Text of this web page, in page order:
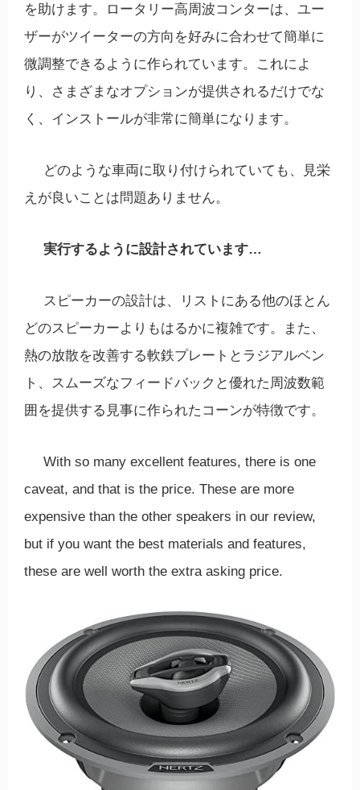
を助けます。ロータリー高周波コンターは、ユー
ザーがツイーターの方向を好みに合わせて簡単に
微調整できるように作られています。これによ
り、さまざまなオプションが提供されるだけでな
く、インストールが非常に簡単になります。
どのような車両に取り付けられていても、見栄
えが良いことは問題ありません。
実行するように設計されています…
スピーカーの設計は、リストにある他のほとん
どのスピーカーよりもはるかに複雑です。また、
熱の放散を改善する軟鉄プレートとラジアルベン
ト、スムーズなフィードバックと優れた周波数範
囲を提供する見事に作られたコーンが特徴です。
With so many excellent features, there is one
caveat, and that is the price. These are more
expensive than the other speakers in our review,
but if you want the best materials and features,
these are well worth the extra asking price.